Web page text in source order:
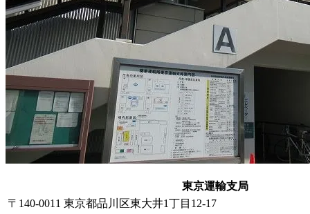
東京運輸支局
〒140-0011 東京都品川区東大井1丁目12-17